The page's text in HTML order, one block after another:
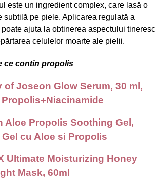
este un ingredient complex, care lasă o
subtilă pe piele. Aplicarea regulată a
ajuta la obtinerea aspectului tineresc
celulelor moarte ale pielii.
ce contin propolis
of Joseon Glow Serum, 30 ml,
Aloe PropoIis Soothing Gel,
Gel cu Aloe si Propolis
Ultimate Moisturizing Honey
Mask, 60ml